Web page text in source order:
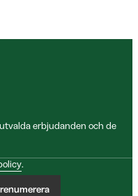
erbjudanden och de
.